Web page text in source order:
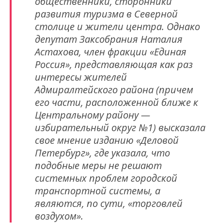
развития туризма в Северной
столице и жители центра. Однако
депутат Заксобрания Наталия
Астахова, член фракции «Единая
Россия», представляющая как раз
интересы жителей
Адмиралтейского района (причем
его части, расположенной ближе к
Центральному району —
избирательный округ №1) высказала
свое мнение изданию «Деловой
Петербург», где указала, что
подобные меры не решают
системных проблем городской
транспортной системы, а
являются, по сути, «торговлей
воздухом».